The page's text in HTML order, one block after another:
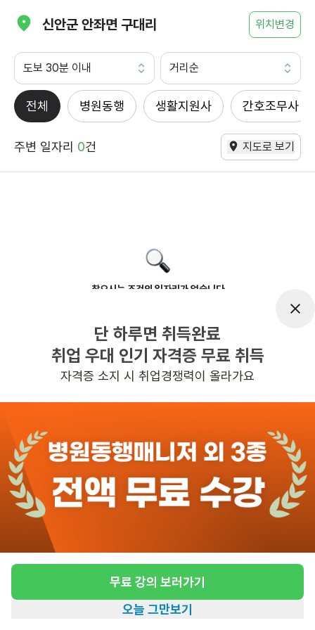
신안군 안좌면 구대리 위치변경
도보 30분 이내 거리순
전체 병원동행 생활지원사 간호조무사
주변 일자리 0건 지도로 보기
찾으시는 조건의 일자리가 없습니다
반경 3KM 이내의 일자리 확인하기
단 하루면 취득완료
취업 우대 인기 자격증 무료 취득
자격증 소지 시 취업경쟁력이 올라가요
무료 강의 보러가기
오늘 그만보기